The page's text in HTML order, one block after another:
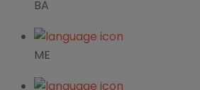
BA
ME